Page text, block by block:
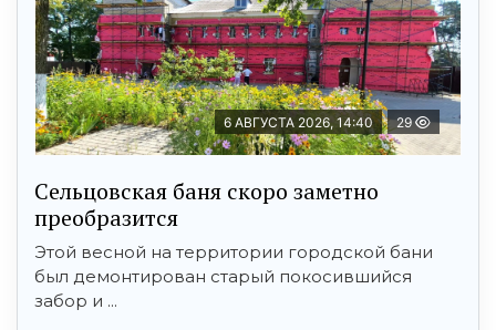
6 АВГУСТА 2026, 14:40 29
Сельцовская баня скоро заметно
преобразится
Этой весной на территории городской бани
был демонтирован старый покосившийся
забор и ...